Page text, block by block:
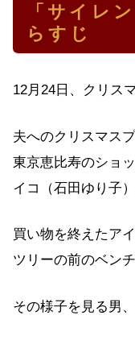
「サイレ
らすじ
12月24日、クリス
夫へのクリスマス
東京恵比寿のショ
イコ（石田ゆり子）
買い物を終えたア
ツリーの前のベン
その様子を見る男